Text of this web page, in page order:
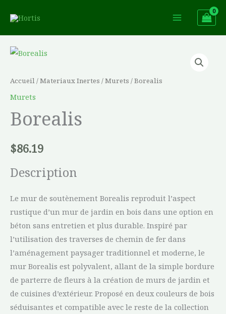
contenu
Accueil/Materiaux Inertes /Murets / Borealis
Murets
Borealis
$86.19
Description
Le mur de soutènement Borealis reproduit l’aspect
rustique d’un mur de jardin en bois dans une option en
béton sans entretien et plus durable. Inspiré par
l’utilisation des traverses de chemin de fer dans
l’aménagement paysager traditionnel et moderne, le
mur Borealis est polyvalent, allant de la simple bordure
de parterre de fleurs à la création de murs de jardin et
de cuisines d’extérieur. Proposé en deux couleurs de bois
séduisantes et compatible avec le reste de la collection
quantité
Borealis